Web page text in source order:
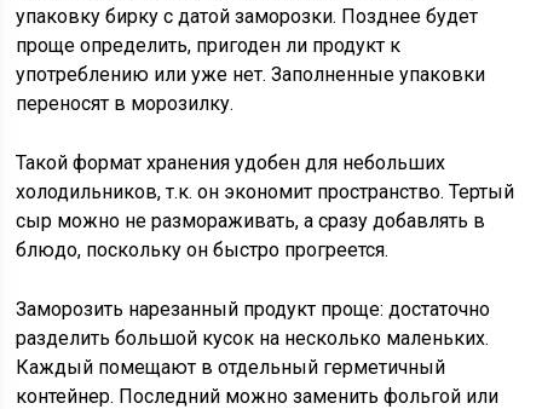
упаковку бирку с датой заморозки. Позднее будет
проще определить, пригоден ли продукт к
употреблению или уже нет. Заполненные упаковки
переносят в морозилку.
Такой формат хранения удобен для небольших
холодильников, т.к. он экономит пространство. Тертый
сыр можно не размораживать, а сразу добавлять в
блюдо, поскольку он быстро прогреется.
Заморозить нарезанный продукт проще: достаточно
разделить большой кусок на несколько маленьких.
Каждый помещают в отдельный герметичный
контейнер. Последний можно заменить фольгой или